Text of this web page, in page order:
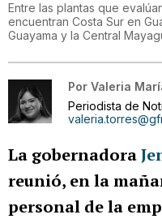
Entre las plantas que
encuentran Costa Sur en
Guayama y la Central
Por Valeria
Periodista de
La gobernadora
reunió, en la
personal de la